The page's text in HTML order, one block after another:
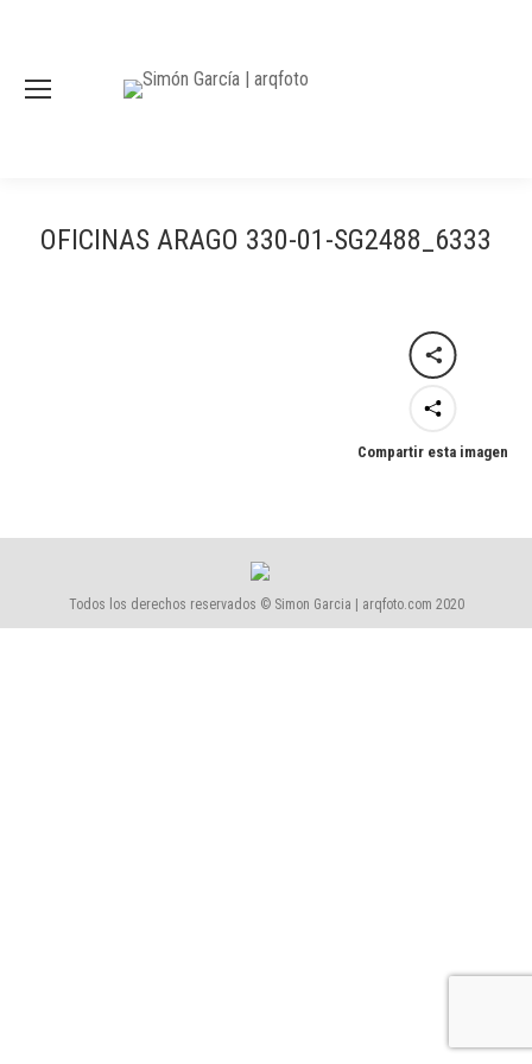
OFICINAS ARAGO 330-01-SG2488_6333
Compartir esta imagen
Todos los derechos reservados © Simon Garcia | arqfoto.com 2020